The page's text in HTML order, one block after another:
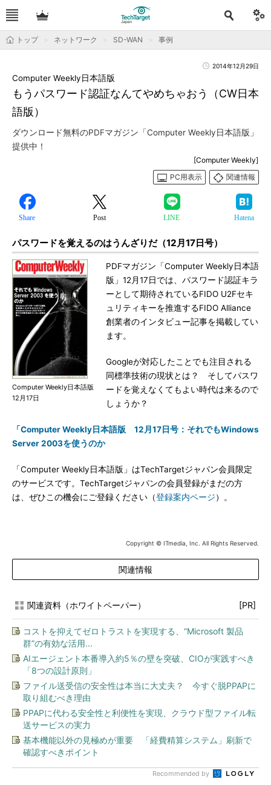
トップ ネットワーク SD-WAN 事例
2014年12月29日
もうパスワード認証なんてやめちゃおう（CW日本
語版）
Computer Weekly日本語版
ダウンロード無料のPDFマガジン「Computer Weekly日本語版」
提供中！
[Computer Weekly]
PC用表示
関連情報
Share Post LINE Hatena
パスワードを覚えるのはうんざりだ（12月17日号）
Computer Weekly日本語版
12月17日
PDFマガジン「Computer Weekly日本語
版」12月17日では、パスワード認証キラ
ーとして期待されているFIDO U2Fセキ
ュリティキーを推進するFIDO Alliance
創業者のインタビュー記事を掲載してい
ます。
Googleが対応したことでも注目される
同標準技術の現状とは？ そしてパスワ
ードを覚えなくてもよい時代は来るので
しょうか？
「Computer Weekly日本語版 12月17日号：それでもWindows
Server 2003を使うのか
「Computer Weekly日本語版」はTechTargetジャパン会員限定
のサービスです。TechTargetジャパンの会員登録がまだの方
は、ぜひこの機会にご登録ください（登録案内ページ）。
Copyright © ITmedia, Inc. All Rights Reserved.
関連情報
関連資料（ホワイトペーパー） [PR]
コストを抑えてゼロトラストを実現する、“Microsoft 製品
群”の有効な活用...
AIエージェント本番導入約5％の壁を突破、CIOが実践すべき
「8つの設計原則」
ファイル送受信の安全性は本当に大丈夫？ 今すぐ脱PPAPに
取り組むべき理由
PPAPに代わる安全性と利便性を実現、クラウド型ファイル転
送サービスの実力
基本機能以外の見極めが重要 「経費精算システム」刷新で
確認すべきポイント
Recommended by